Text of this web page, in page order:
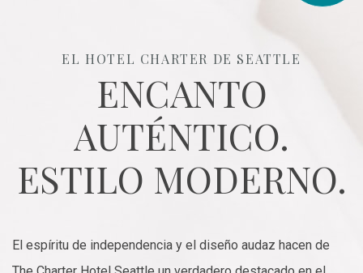
EL HOTEL CHARTER DE SEATTLE
ENCANTO
AUTÉNTICO.
ESTILO MODERNO.
El espíritu de independencia y el diseño audaz hacen de